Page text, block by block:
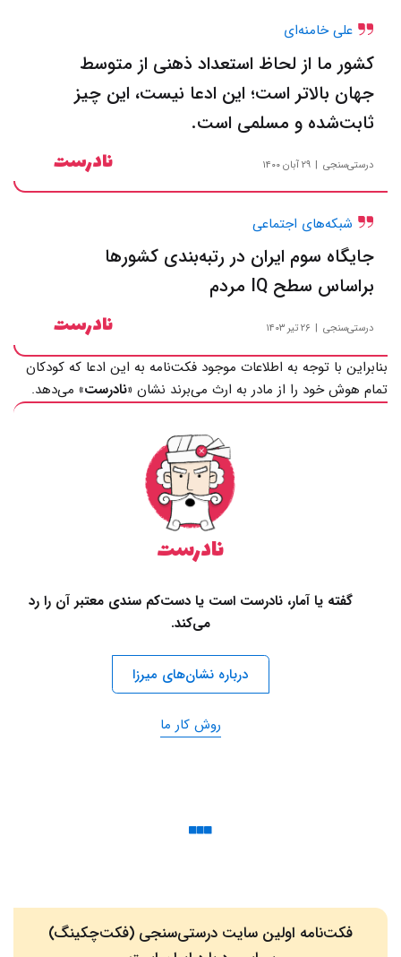
علی خامنه‌ای
کشور ما از لحاظ استعداد ذهنی از متوسط
جهان بالاتر است؛ این ادعا نیست، این چیز
ثابت‌شده و مسلمی است.
درستی‌سنجی ۲۹ آبان ۱۴۰۰ نادرست
شبکه‌های اجتماعی
جایگاه سوم ایران در رتبه‌بندی کشورها
براساس سطح IQ مردم
درستی‌سنجی ۲۶ تیر ۱۴۰۳ نادرست
بنابراین با توجه به اطلاعات موجود فکت‌نامه به این ادعا که کودکان
تمام هوش خود را از مادر به ارث می‌برند نشان «نادرست» می‌دهد.
نادرست
گفته یا آمار، نادرست است یا دست‌کم سندی معتبر آن را رد
می‌کند.
درباره نشان‌های میرزا
روش کار ما
فکت‌نامه اولین سایت درستی‌سنجی (فکت‌چکینگ)